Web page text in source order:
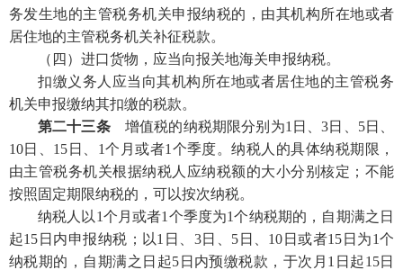
务发生地的主管税务机关申报纳税的，由其机构所在地或者
居住地的主管税务机关补征税款。
（四）进口货物，应当向报关地海关申报纳税。
扣缴义务人应当向其机构所在地或者居住地的主管税务
机关申报缴纳其扣缴的税款。
第二十三条增值税的纳税期限分别为1日、3日、5日、
10日、15日、1个月或者1个季度。纳税人的具体纳税期限，
由主管税务机关根据纳税人应纳税额的大小分别核定；不能
按照固定期限纳税的，可以按次纳税。
纳税人以1个月或者1个季度为1个纳税期的，自期满之日
起15日内申报纳税；以1日、3日、5日、10日或者15日为1个
纳税期的，自期满之日起5日内预缴税款，于次月1日起15日